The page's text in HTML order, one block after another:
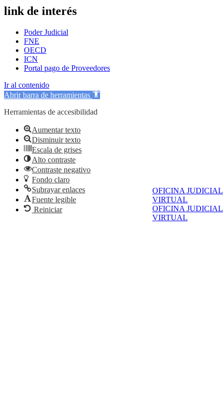
OFICINA JUDICIAL
VIRTUAL
OFICINA JUDICIAL
VIRTUAL
link de interés
Poder Judicial
FNE
OECD
ICN
Portal pago de Proveedores
Ir al contenido
Abrir barra de herramientas
Herramientas de accesibilidad
Aumentar texto
Disminuir texto
Escala de grises
Alto contraste
Contraste negativo
Fondo claro
Subrayar enlaces
Fuente legible
Reiniciar